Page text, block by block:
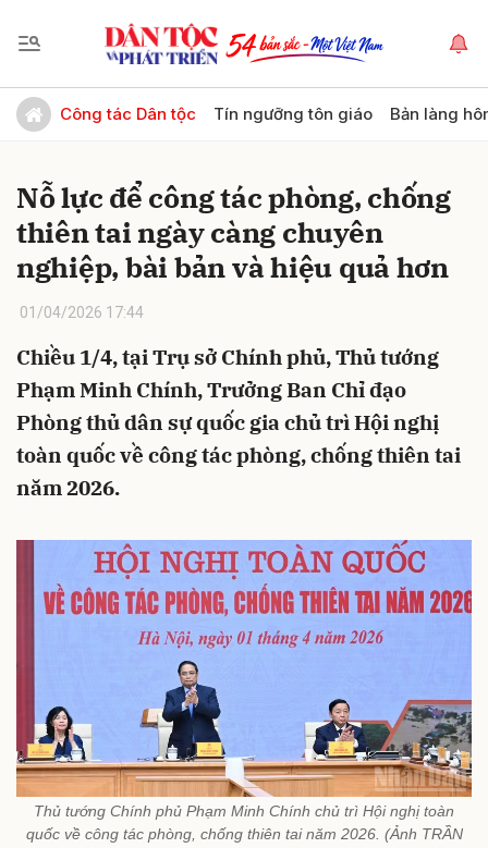
Công tác Dân tộc Tín ngưỡng tôn giáo Bản làng
Nỗ lực để công tác phòng, chống
thiên tai ngày càng chuyên
nghiệp, bài bản và hiệu quả hơn
01/04/2026 17:44
Chiều 1/4, tại Trụ sở Chính phủ, Thủ tướng
Phạm Minh Chính, Trưởng Ban Chỉ đạo
Phòng thủ dân sự quốc gia chủ trì Hội nghị
toàn quốc về công tác phòng, chống thiên tai
năm 2026.
Thủ tướng Chính phủ Phạm Minh Chính chủ trì Hội nghị toàn
quốc về công tác phòng, chống thiên tai năm 2026. (Ảnh TRẦN
Gửi bình luận